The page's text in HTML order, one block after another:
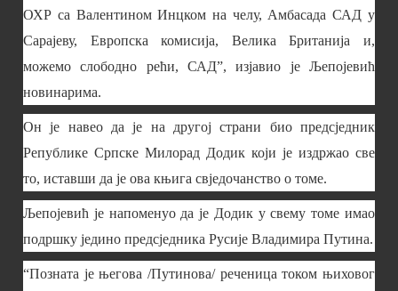
ОХР са Валентином Инцком на челу, Амбасада САД у
Сарајеву, Европска комисија, Велика Британија и,
можемо слободно рећи, САД”, изјавио је Љепојевић
новинарима.
Он је навео да је на другој страни био предсједник
Републике Српске Милорад Додик који је издржао све
то, иставши да је ова књига свједочанство о томе.
Љепојевић је напоменуо да је Додик у свему томе имао
подршку једино предсједника Русије Владимира Путина.
“Позната је његова /Путинова/ реченица током њиховог